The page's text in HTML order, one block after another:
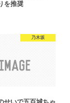
を推奨
乃木坂